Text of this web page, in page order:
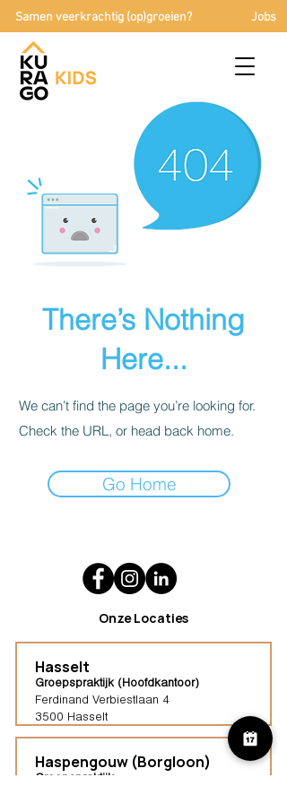
Samen veerkrachtig (op)groeien? Jobs
There’s Nothing
Here...
We can’t find the page you’re looking for.
Check the URL, or head back home.
Go Home
Onze Locaties
Hasselt
Groepspraktijk (Hoofdkantoor)
Ferdinand Verbiestlaan 4
3500 Hasselt
Haspengouw (Borgloon)